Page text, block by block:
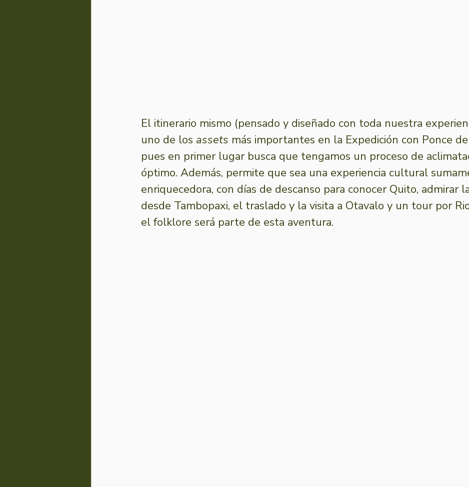
El itinerario mismo (pensado y diseñado con toda nuestra
uno de los assets más importantes en la Expedición con Ponce
pues en primer lugar busca que tengamos un proceso de
óptimo. Además, permite que sea una experiencia cultural
enriquecedora, con días de descanso para conocer Quito, admirar
desde Tambopaxi, el traslado y la visita a Otavalo y un tour por
el folklore será parte de esta aventura.